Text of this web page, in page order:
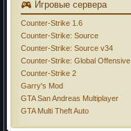
Игровые сервера
Counter-Strike 1.6
Counter-Strike: Source
Counter-Strike: Source v34
Counter-Strike: Global Offensive
Counter-Strike 2
Garry's Mod
GTA San Andreas Multiplayer
GTA Multi Theft Auto